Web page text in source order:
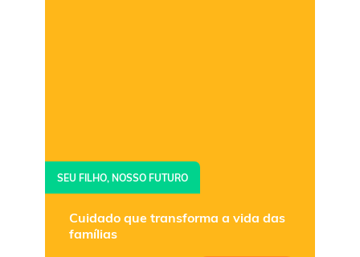
SEU FILHO, NOSSO FUTURO
Cuidado que transforma a vida das
famílias